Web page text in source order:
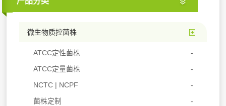
微生物质控菌株
ATCC定性菌株
ATCC定量菌株
NCTC | NCPF
菌株定制